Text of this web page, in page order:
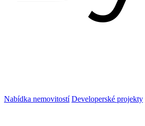
Nabídka nemovitostí Developerské projekty